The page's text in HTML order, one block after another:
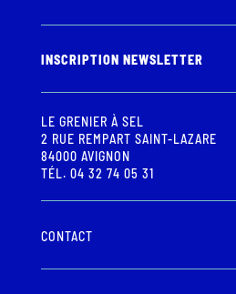
INSCRIPTION NEWSLETTER
LE GRENIER À SEL
2 RUE REMPART SAINT-LAZARE
84000 AVIGNON
TÉL. 04 32 74 05 31
CONTACT